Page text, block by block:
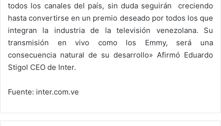
todos los canales del país, sin duda seguirán creciendo
hasta convertirse en un premio deseado por todos los que
integran la industria de la televisión venezolana. Su
transmisión en vivo como los Emmy, será una
consecuencia natural de su desarrollo» Afirmó Eduardo
Stigol CEO de Inter.
Fuente: inter.com.ve